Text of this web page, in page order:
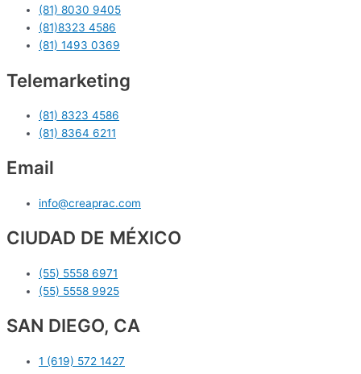
(81) 8030 9405
(81)8323 4586
(81) 1493 0369
Telemarketing
(81) 8323 4586
(81) 8364 6211
Email
info@creaprac.com
CIUDAD DE MÉXICO
(55) 5558 6971
(55) 5558 9925
SAN DIEGO, CA
1 (619) 572 1427